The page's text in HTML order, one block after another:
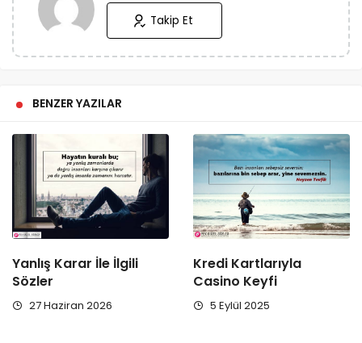
Takip Et
BENZER YAZILAR
Yanlış Karar İle İlgili
Sözler
27 Haziran 2026
Kredi Kartlarıyla
Casino Keyfi
5 Eylül 2025